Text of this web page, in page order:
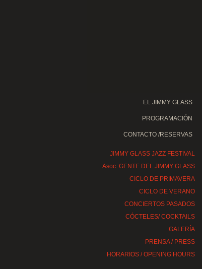
EL JIMMY GLASS
PROGRAMACIÓN
CONTACTO /RESERVAS
JIMMY GLASS JAZZ FESTIVAL
Asoc. GENTE DEL JIMMY GLASS
CICLO DE PRIMAVERA
CICLO DE VERANO
CONCIERTOS PASADOS
CÓCTELES/ COCKTAILS
GALERÍA
PRENSA / PRESS
HORARIOS / OPENING HOURS